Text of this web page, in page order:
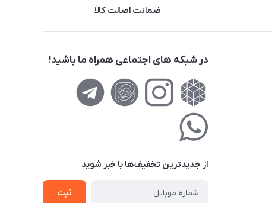
ضمانت اصالت کالا
در شبکه های اجتماعی همراه ما باشید!
از جدید‌ترین تخفیف‌ها با‌ خبر شوید
ثبت